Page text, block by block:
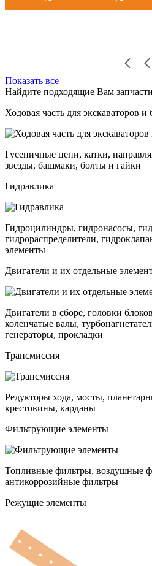
Показать все
Найдите подходящие Вам
Ходовая часть для экскаваторов и
Гусеничные цепи, катки,
звезды, башмаки, болты и гайки
Гидравлика
Гидроцилиндры, гидронасосы,
гидрораспределители,
элементы
Двигатели и их отдельные
Двигатели в сборе, головки
коленчатые валы,
генераторы, прокладки
Трансмиссия
Редукторы хода, мосты,
крестовины, карданы
Фильтрующие элементы
Топливные фильтры, воздушные
антикоррозийные фильтры
Режущие элементы